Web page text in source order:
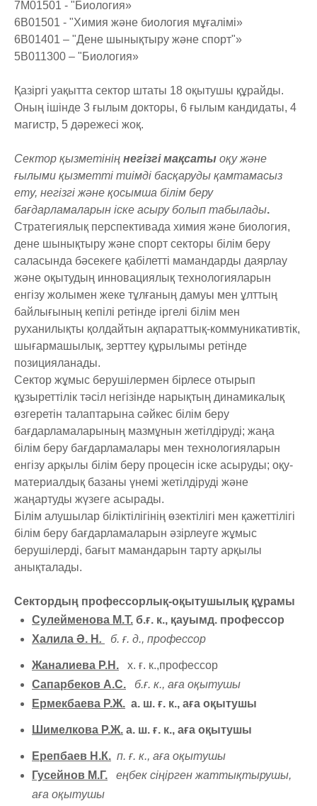
7M01501 - "Биология»
6B01501 - "Химия және биология мұғалімі»
6B01401 – "Дене шынықтыру және спорт"»
5В011300 – "Биология»
Қазіргі уақытта сектор штаты 18 оқытушы құрайды.
Оның ішінде 3 ғылым докторы, 6 ғылым кандидаты, 4
магистр, 5 дәрежесі жоқ.
Сектор қызметінің негізгі мақсаты оқу және
ғылыми қызметті тиімді басқаруды қамтамасыз
ету, негізгі және қосымша білім беру
бағдарламаларын іске асыру болып табылады.
Стратегиялық перспективада химия және биология,
дене шынықтыру және спорт секторы білім беру
саласында бәсекеге қабілетті мамандарды даярлау
және оқытудың инновациялық технологияларын
енгізу жолымен жеке тұлғаның дамуы мен ұлттың
байлығының кепілі ретінде іргелі білім мен
руханилықты қолдайтын ақпараттық-коммуникативтік,
шығармашылық, зерттеу құрылымы ретінде
позицияланады.
Сектор жұмыс берушілермен бірлесе отырып
құзыреттілік тәсіл негізінде нарықтың динамикалық
өзгеретін талаптарына сәйкес білім беру
бағдарламаларының мазмұнын жетілдіруді; жаңа
білім беру бағдарламалары мен технологияларын
енгізу арқылы білім беру процесін іске асыруды; оқу-
материалдық базаны үнемі жетілдіруді және
жаңартуды жүзеге асырады.
Білім алушылар біліктілігінің өзектілігі мен қажеттілігі
білім беру бағдарламаларын әзірлеуге жұмыс
берушілерді, бағыт мамандарын тарту арқылы
анықталады.
Сектордың профессорлық-оқытушылық құрамы
Сулейменова М.Т. б.ғ. к., қауымд. профессор
Халила Ә. Н. б. ғ. д., профессор
Жаналиева Р.Н. х. ғ. к.,профессор
Сапарбеков А.С.
б.ғ. к., аға оқытушы
Ермекбаева Р.Ж. а. ш. ғ. к., аға оқытушы
Шимелкова Р.Ж. а. ш. ғ. к., аға оқытушы
Ерепбаев Н.К. п. ғ. к., аға оқытушы
Гусейнов М.Г.
еңбек сіңірген жаттықтырушы,
аға оқытушы